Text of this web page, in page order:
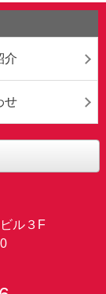
介
せ
ル３F